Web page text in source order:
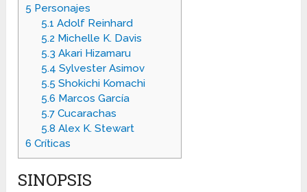
5 Personajes
5.1 Adolf Reinhard
5.2 Michelle K. Davis
5.3 Akari Hizamaru
5.4 Sylvester Asimov
5.5 Shokichi Komachi
5.6 Marcos García
5.7Cucarachas
5.8 Alex K. Stewart
6 Críticas
SINOPSIS